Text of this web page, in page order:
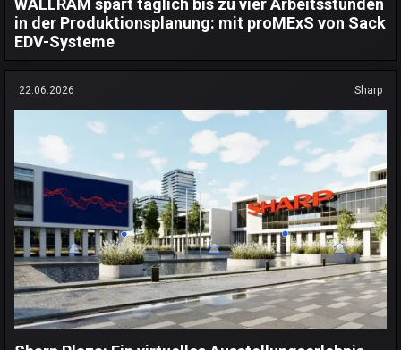
WALLRAM spart täglich bis zu vier Arbeitsstunden
in der Produktionsplanung: mit proMExS von Sack
EDV-Systeme
22.06.2026 Sharp